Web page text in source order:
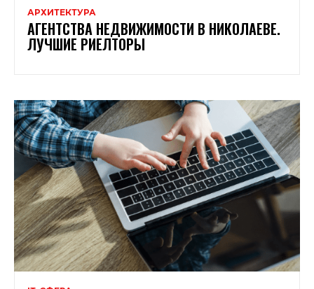
АРХИТЕКТУРА
АГЕНТСТВА НЕДВИЖИМОСТИ В НИКОЛАЕВЕ.
ЛУЧШИЕ РИЕЛТОРЫ